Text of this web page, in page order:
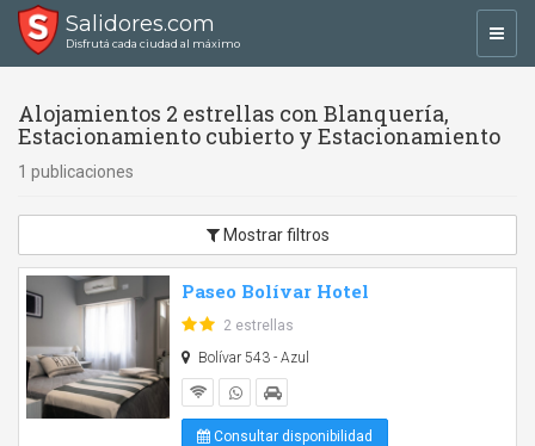
Salidores.com
Disfrutá cada ciudad al máximo
Alojamientos 2 estrellas con Blanquería,
Estacionamiento cubierto y Estacionamiento
1 publicaciones
Mostrar filtros
Paseo Bolívar Hotel
2 estrellas
Bolívar 543 - Azul
Consultar disponibilidad